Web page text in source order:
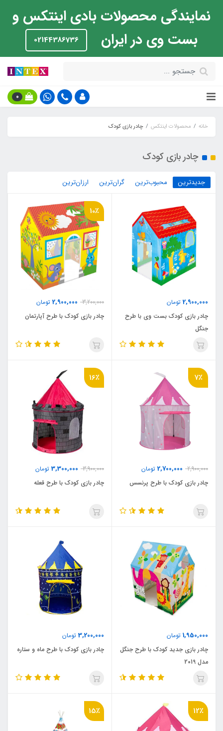
نمایندگی محصولات بادی اینتکس و
بست وی در ایران
02144386736
0
خانه محصولات اینتکس چادر بازی کودک
چادر بازی کودک
جدیدترین محبوب‌ترین گران‌ترین ارزان‌ترین
2,900,000 تومان
چادر بازی کودک بست وی با طرح
جنگل
10٪
3,200,000
2,900,000 تومان
چادر بازی کودک با طرح آپارتمان
7٪
2,900,000
2,700,000 تومان
چادر بازی کودک با طرح پرنسس
16٪
3,900,000
3,300,000 تومان
چادر بازی کودک با طرح قعله
1,950,000 تومان
چادر بازی جدید کودک با طرح جنگل
مدل 2019
3,200,000 تومان
چادر بازی کودک با طرح ماه و ستاره
12٪ 15٪